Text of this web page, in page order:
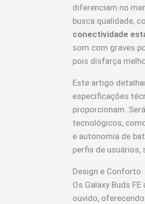
diferenciam no
busca qualidade,
conectividade
som com graves
pois disfarça
Este artigo
especificações
proporcionam.
tecnológicos,
e autonomia de
perfis de usuários,
Design e Conforto
Os Galaxy Buds
ouvido,